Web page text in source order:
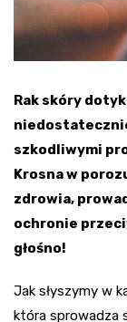
Rak skóry
szkodliwymi
Krosna w
zdrowia,
ochronie
głośno!
Jak słyszymy w
która sprowadza